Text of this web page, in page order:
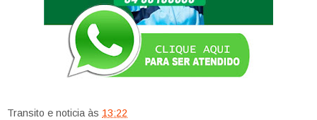
Transito e noticia às 13:22